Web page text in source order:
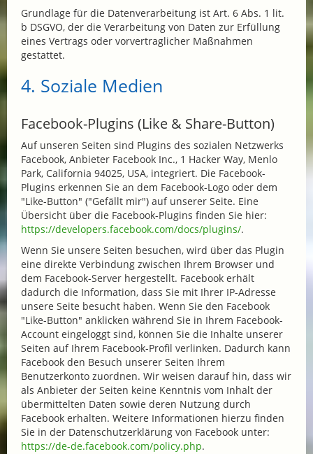
Grundlage für die Datenverarbeitung ist Art. 6 Abs. 1 lit.
b DSGVO, der die Verarbeitung von Daten zur Erfüllung
eines Vertrags oder vorvertraglicher Maßnahmen
gestattet.
4. Soziale Medien
Facebook-Plugins (Like & Share-Button)
Auf unseren Seiten sind Plugins des sozialen Netzwerks
Facebook, Anbieter Facebook Inc., 1 Hacker Way, Menlo
Park, California 94025, USA, integriert. Die Facebook-
Plugins erkennen Sie an dem Facebook-Logo oder dem
"Like-Button" ("Gefällt mir") auf unserer Seite. Eine
Übersicht über die Facebook-Plugins finden Sie hier:
https://developers.facebook.com/docs/plugins/.
Wenn Sie unsere Seiten besuchen, wird über das Plugin
eine direkte Verbindung zwischen Ihrem Browser und
dem Facebook-Server hergestellt. Facebook erhält
dadurch die Information, dass Sie mit Ihrer IP-Adresse
unsere Seite besucht haben. Wenn Sie den Facebook
"Like-Button" anklicken während Sie in Ihrem Facebook-
Account eingeloggt sind, können Sie die Inhalte unserer
Seiten auf Ihrem Facebook-Profil verlinken. Dadurch kann
Facebook den Besuch unserer Seiten Ihrem
Benutzerkonto zuordnen. Wir weisen darauf hin, dass wir
als Anbieter der Seiten keine Kenntnis vom Inhalt der
übermittelten Daten sowie deren Nutzung durch
Facebook erhalten. Weitere Informationen hierzu finden
Sie in der Datenschutzerklärung von Facebook unter:
https://de-de.facebook.com/policy.php.